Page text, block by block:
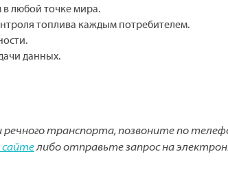
любой точке мира.
топлива каждым потребителем.
данных.
транспорта, позвоните по
сайтелибо отправьте запрос на